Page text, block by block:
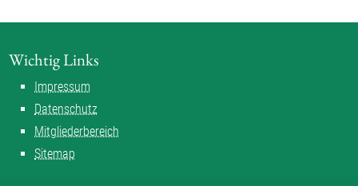
Wichtig Links
Impressum
Datenschutz
Mitgliederbereich
Sitemap